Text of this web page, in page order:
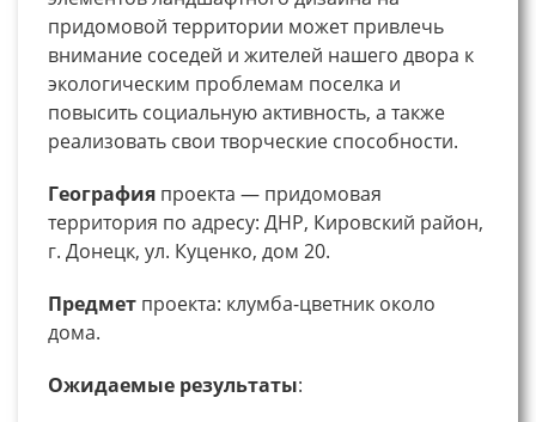
придомовой территории может привлечь
внимание соседей и жителей нашего двора к
экологическим проблемам поселка и
повысить социальную активность, а также
реализовать свои творческие способности.
География проекта — придомовая
территория по адресу: ДНР, Кировский район,
г. Донецк, ул. Куценко, дом 20.
Предмет проекта: клумба-цветник около
дома.
Ожидаемые результаты: